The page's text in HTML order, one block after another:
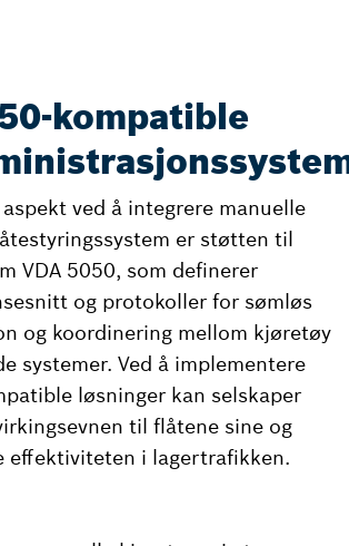
kompatible
ved å integrere manuelle
er støtten til
VDA 5050, som definerer
og protokoller for sømløs
og koordinering mellom kjøretøy
systemer. Ved å implementere
løsninger kan selskaper
til flåtene sine og
effektiviteten i lagertrafikken.